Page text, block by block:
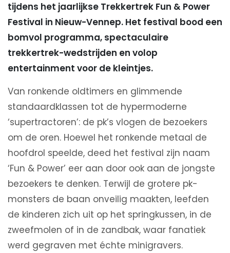
tijdens het jaarlijkse Trekkertrek Fun & Power
Festival in Nieuw-Vennep. Het festival bood een
bomvol programma, spectaculaire
trekkertrek-wedstrijden en volop
entertainment voor de kleintjes.
Van ronkende oldtimers en glimmende
standaardklassen tot de hypermoderne
‘supertractoren’: de pk’s vlogen de bezoekers
om de oren. Hoewel het ronkende metaal de
hoofdrol speelde, deed het festival zijn naam
‘Fun & Power’ eer aan door ook aan de jongste
bezoekers te denken. Terwijl de grotere pk-
monsters de baan onveilig maakten, leefden
de kinderen zich uit op het springkussen, in de
zweefmolen of in de zandbak, waar fanatiek
werd gegraven met échte minigravers.